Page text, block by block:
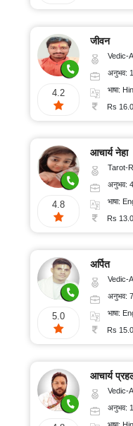
4.2
जीवन
Vedic-
अनुभव:
भाषा:
Rs
4.8
आचार्य नेहा
Tarot-
अनुभव:
भाषा:
Rs
5.0
अर्पित
Vedic-
अनुभव:
भाषा:
Rs
आचार्य
Vedic-Astrology,
अनुभव:
भाषा: